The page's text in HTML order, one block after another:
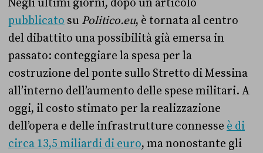
Negli ultimi giorni, dopo un articolo
pubblicato su Politico.eu, è tornata al centro
del dibattito una possibilità già emersa in
passato: conteggiare la spesa per la
costruzione del ponte sullo Stretto di Messina
all’interno dell’aumento delle spese militari. A
oggi, il costo stimato per la realizzazione
dell’opera e delle infrastrutture connesse è di
circa 13,5 miliardi di euro, ma nonostante gli